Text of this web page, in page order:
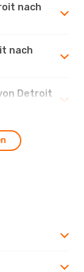
nach
nach
Detroit